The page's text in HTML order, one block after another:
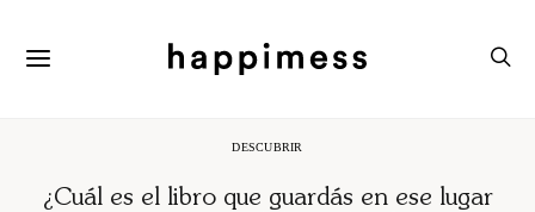
DESCUBRIR
¿Cuál es el libro que guardás en ese lugar